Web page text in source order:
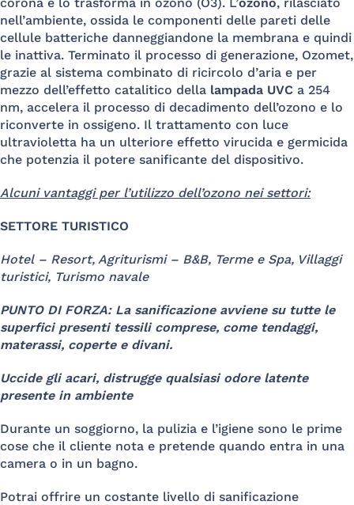
nell’ambiente, ossida le componenti delle pareti delle
cellule batteriche danneggiandone la membrana e quindi
le inattiva. Terminato il processo di generazione, Ozomet,
grazie al sistema combinato di ricircolo d’aria e per
mezzo dell’effetto catalitico della lampada UVC a 254
nm, accelera il processo di decadimento dell’ozono e lo
riconverte in ossigeno. Il trattamento con luce
ultravioletta ha un ulteriore effetto virucida e germicida
che potenzia il potere sanificante del dispositivo.
Alcuni vantaggi per l’utilizzo dell’ozono nei settori:
SETTORE TURISTICO
Hotel – Resort, Agriturismi – B&B, Terme e Spa, Villaggi
turistici, Turismo navale
PUNTO DI FORZA: La sanificazione avviene su tutte le
superfici presenti tessili comprese, come tendaggi,
materassi, coperte e divani.
Uccide gli acari, distrugge qualsiasi odore latente
presente in ambiente
Durante un soggiorno, la pulizia e l’igiene sono le prime
cose che il cliente nota e pretende quando entra in una
camera o in un bagno.
Potrai offrire un costante livello di sanificazione